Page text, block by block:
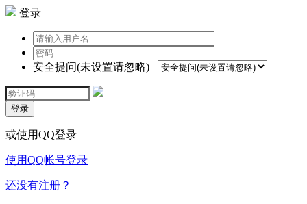
登录
安全提问(未设置请忽略)
登录
或使用QQ登录
使用QQ帐号登录
还没有注册？